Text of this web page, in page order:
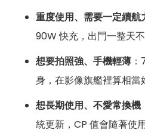
重度使用、需要一定續航
90W 快充，出門一整天
想要拍照強、手機輕薄
身，在影像旗艦裡算相當
想長期使用、不愛常換機
統更新，CP 值會隨著使